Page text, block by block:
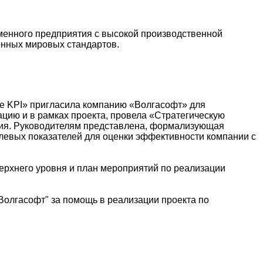
предприятия с высокой производственной
мировых стандартов.
KPI» пригласила компанию «Волгасофт» для
и в рамках проекта, провела «Стратегическую
Руководителям представлена, формализующая
показателей для оценки эффективности компании с
уровня и план мероприятий по реализации
за помощь в реализации проекта по